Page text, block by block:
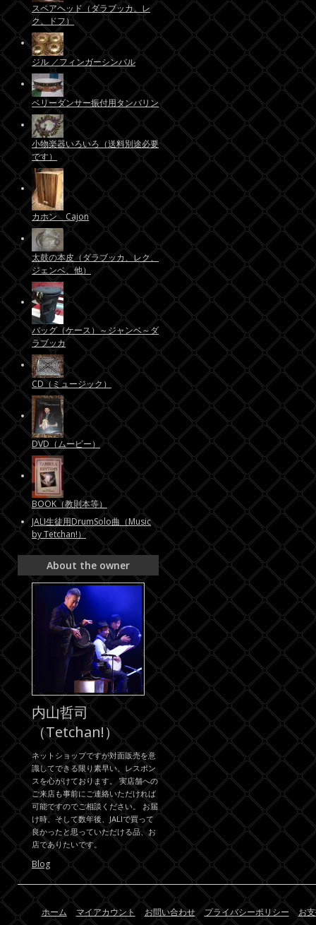
スペアヘッド（ダラブッカ、レ
ク、ドフ）
ジル ／フィンガーシンバル
ベリーダンサー振付用タンバリン
小物楽器いろいろ（送料別途必要
です）
カホン Cajon
太鼓の本皮（ダラブッカ、レク、
ジェンベ、他）
バッグ（ケース）～ジャンベ～ダ
ラブッカ
CD（ミュージック）
DVD（ムービー）
BOOK（教則本等）
JALI生徒用DrumSolo曲（Music
by Tetchan!）
About the owner
内山哲司
（Tetchan!）
ネットショップですが対面販売を意
識してできる限り素早い、レスポン
スを心がけております。 実店舗への
ご来店も事前にご連絡いただければ
可能ですのでご相談ください。 お届
け時、そして数年後、JALIで買って
良かったと思っていただける品、お
店でありたいです。
Blog
ホーム マイアカウント お問い合わせ プライバシーポリシー お